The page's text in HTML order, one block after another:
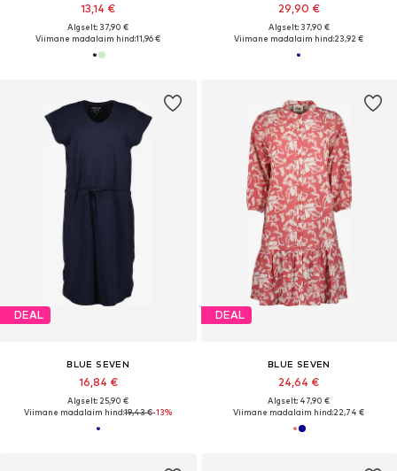
13,14 €
Algselt: 37,90 €
Viimane madalaim hind:11,96 €
29,90 €
Algselt: 37,90 €
Viimane madalaim hind:23,92 €
DEAL
BLUE SEVEN
16,84 €
Algselt: 25,90 €
Viimane madalaim hind:19,43 €-13%
DEAL
BLUE SEVEN
24,64 €
Algselt: 47,90 €
Viimane madalaim hind:22,74 €